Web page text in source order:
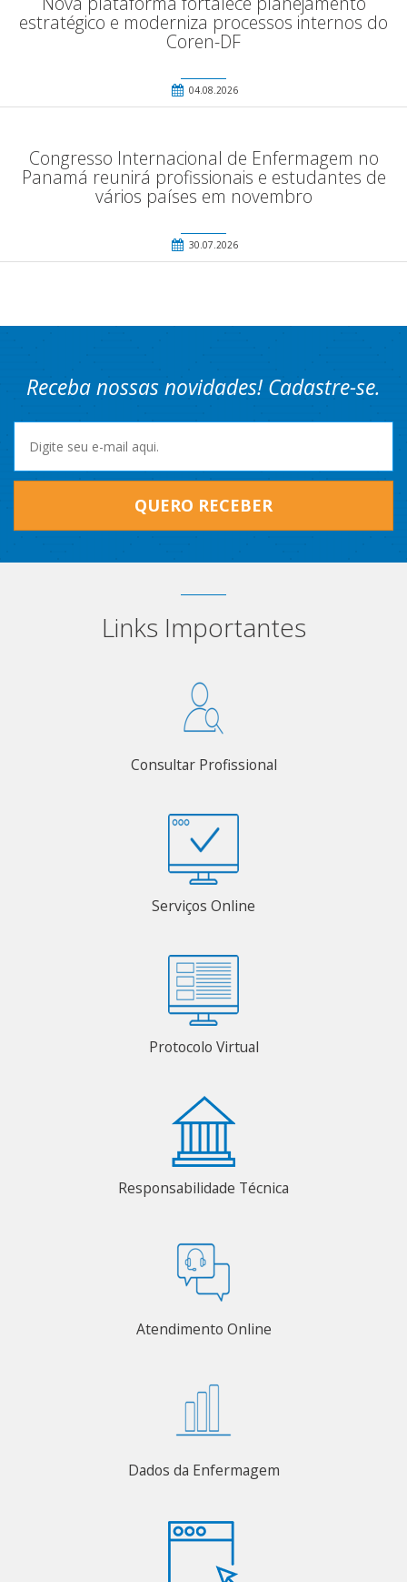
estratégico e moderniza processos internos do
Coren-DF
04.08.2026
Congresso Internacional de Enfermagem no
Panamá reunirá profissionais e estudantes de
vários países em novembro
30.07.2026
Receba nossas novidades! Cadastre-se.
QUERO RECEBER
Links Importantes
Consultar Profissional
Serviços Online
Protocolo Virtual
Responsabilidade Técnica
Atendimento Online
Dados da Enfermagem